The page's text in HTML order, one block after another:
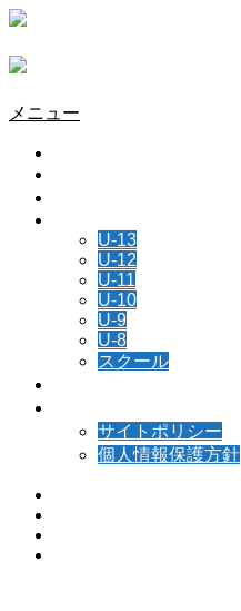
メニュー
U-13
U-12
U-11
U-10
U-9
U-8
スクール
サイトポリシー
個人情報保護方針